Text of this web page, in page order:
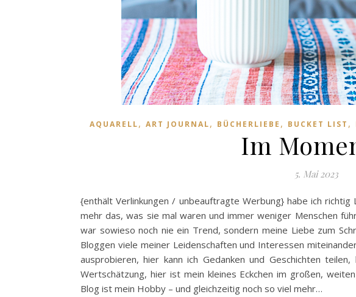
AQUARELL, ART JOURNAL, BÜCHERLIEBE , BUCKET LIST ,
Im
5. Mai 2023
{enthält Verlinkungen / unbeauftragte Werbung} habe ich richtig
mehr das, was sie mal waren und immer weniger Menschen
war sowieso noch nie ein Trend, sondern meine Liebe zum
Bloggen viele meiner Leidenschaften und Interessen
ausprobieren, hier kann ich Gedanken und Geschichten
Wertschätzung, hier ist mein kleines Eckchen im großen,
Blog ist mein Hobby – und gleichzeitig noch so viel mehr…